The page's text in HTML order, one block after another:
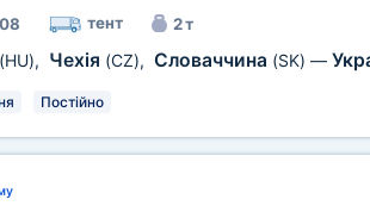
тент 2 т
(HU), Чехія (CZ), Словаччина (SK) —
Постійно